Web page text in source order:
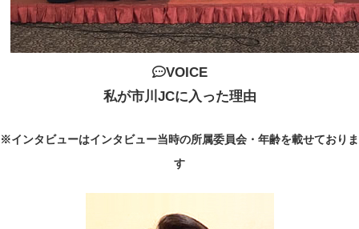
VOICE
私が市川JCに入った理由
※インタビューはインタビュー当時の所属委員会・年齢を載せておりま
す